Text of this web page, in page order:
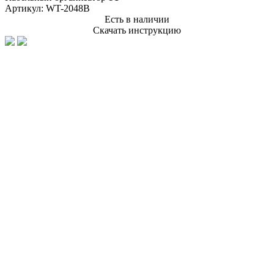
Артикул: WT-2048B
Есть в наличии
Скачать инструкцию